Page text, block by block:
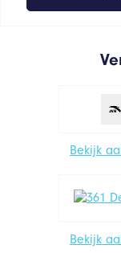
Bekijk
Bekijk